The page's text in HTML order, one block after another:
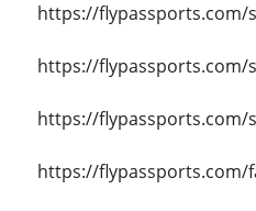
https://flypassports.com/
https://flypassports.com/
https://flypassports.com/
https://flypassports.com/